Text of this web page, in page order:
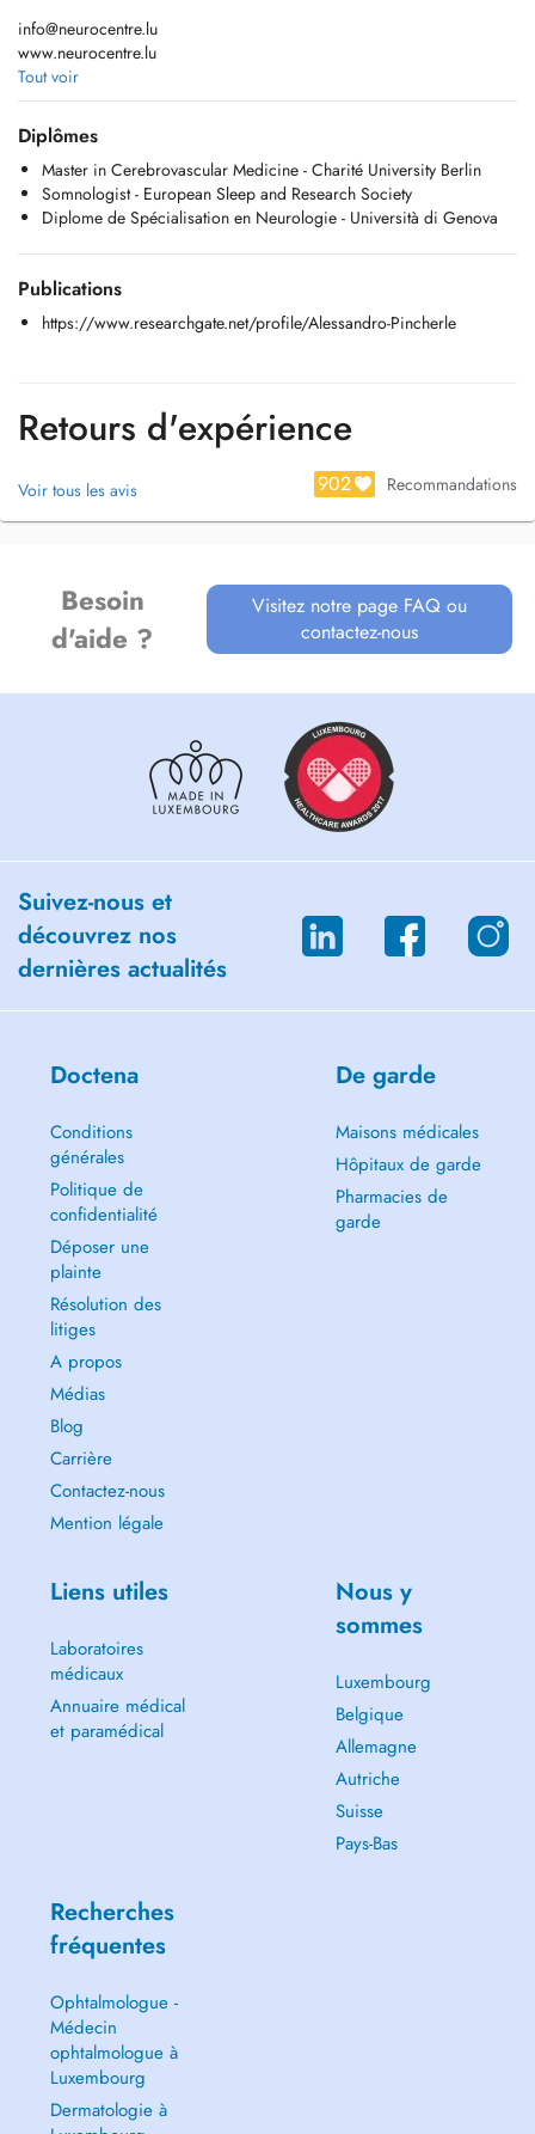
info@neurocentre.lu
www.neurocentre.lu
Visites Neurologiques Adultes et Enfants
- Céphalées
- Epilepsie
- Maladie de Parkinson
- Troubles du Sommeil
- Troubles neurodéveloppementaux (TDAH/ADHD, DYS, Autisme, etc)
- Syndromes épileptiques de l'enfant
EMG - Electromyographie
Potentiels évoques
Doppler TSA
Tout voir
Diplômes
Master in Cerebrovascular Medicine - Charité University Berlin
Somnologist - European Sleep and Research Society
Diplome de Spécialisation en Neurologie - Università di Genova
Publications
https://www.researchgate.net/profile/Alessandro-Pincherle
Retours d'expérience
Voir tous les avis 902 Recommandations
Besoin
d'aide ?
Visitez notre page FAQ ou
contactez-nous
Suivez-nous et
découvrez nos
dernières actualités
Doctena
Conditions
générales
Politique de
confidentialité
Déposer une
plainte
Résolution des
litiges
A propos
Médias
Blog
Carrière
Contactez-nous
Mention légale
De garde
Maisons médicales
Hôpitaux de garde
Pharmacies de
garde
Liens utiles
Laboratoires
médicaux
Annuaire médical
et paramédical
Nous y
sommes
Luxembourg
Belgique
Allemagne
Autriche
Suisse
Pays-Bas
Recherches
fréquentes
Ophtalmologue -
Médecin
ophtalmologue à
Luxembourg
Dermatologie à